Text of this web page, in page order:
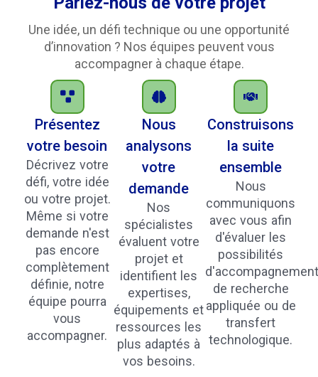
Une idée, un défi technique ou une opportunité
d’innovation ? Nos équipes peuvent vous
accompagner à chaque étape.
Présentez
votre besoin
Décrivez votre
défi, votre idée
ou votre projet.
Même si votre
demande n'est
pas encore
complètement
définie, notre
équipe pourra
vous
accompagner.
Nous
analysons
votre
demande
Nos
spécialistes
évaluent votre
projet et
identifient les
expertises,
équipements et
ressources les
plus adaptés à
vos besoins.
Construisons
la suite
ensemble
Nous
communiquons
avec vous afin
d'évaluer les
possibilités
de recherche
appliquée ou de
transfert
technologique.